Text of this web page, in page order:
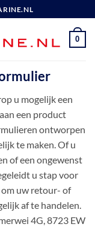
0
u mogelijk een
een product
ontworpen
te maken. Of u
of een ongewenst
u stap voor
uw retour- of
af te handelen.
4G, 8723 EW